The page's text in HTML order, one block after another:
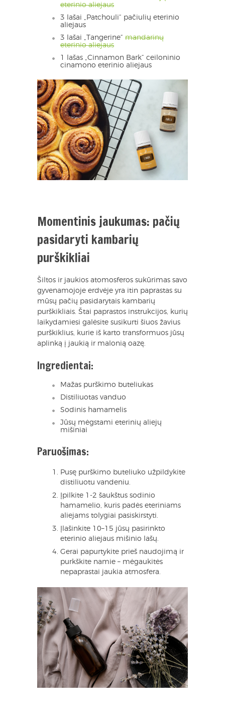
eterinio aliejaus
3 lašai „Patchouli“ pačiulių eterinio
aliejaus
3 lašai „Tangerine“ mandarinų
eterinio aliejaus
1 lašas „Cinnamon Bark“ ceiloninio
cinamono eterinio aliejaus
Momentinis jaukumas: pačių
pasidaryti kambarių
purškikliai
Šiltos ir jaukios atomosferos sukūrimas savo
gyvenamojoje erdvėje yra itin paprastas su
mūsų pačių pasidarytais kambarių
purškikliais. Štai paprastos instrukcijos, kurių
laikydamiesi galėsite susikurti šiuos žavius
purškiklius, kurie iš karto transformuos jūsų
aplinką į jaukią ir malonią oazę.
Ingredientai:
Mažas purškimo buteliukas
Distiliuotas vanduo
Sodinis hamamelis
Jūsų mėgstami eterinių aliejų
mišiniai
Paruošimas:
Pusę purškimo buteliuko užpildykite
distiliuotu vandeniu.
Įpilkite 1-2 šaukštus sodinio
hamamelio, kuris padės eteriniams
aliejams tolygiai pasiskirstyti.
Įlašinkite 10–15 jūsų pasirinkto
eterinio aliejaus mišinio lašų.
Gerai papurtykite prieš naudojimą ir
purkškite namie – mėgaukitės
nepaprastai jaukia atmosfera.